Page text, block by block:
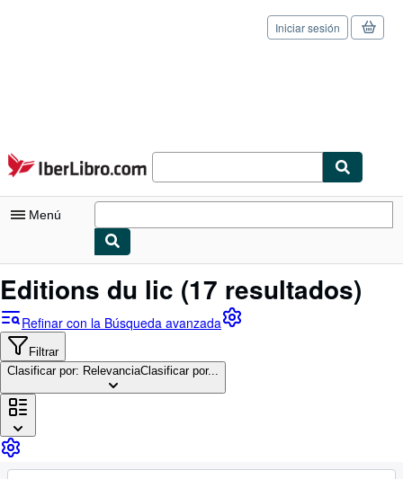
Pasar al contenido principal
IberLibro.com
Iniciar sesión
Menú
Mi cuenta
Consultar mis pedidos
Cerrar sesión
Búsqueda avanzada
Colecciones
Libros antiguos
Arte y coleccionismo
Editions du lic (17 resultados)
Refinar con la Búsqueda avanzada
Filtrar
Clasificar por: RelevanciaClasificar por...